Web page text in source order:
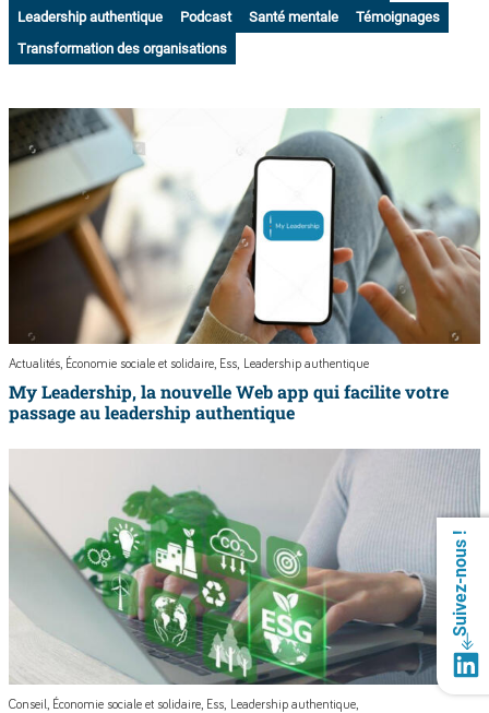
Leadership authentique
Podcast Santé mentale
Témoignages
Transformation des organisations
Actualités Économie sociale et solidaire Ess Leadership authentique
My Leadership, la nouvelle Web app qui facilite votre
passage au leadership authentique
Conseil Économie sociale et solidaire Ess
Leadership authentique
Suivez-nous !